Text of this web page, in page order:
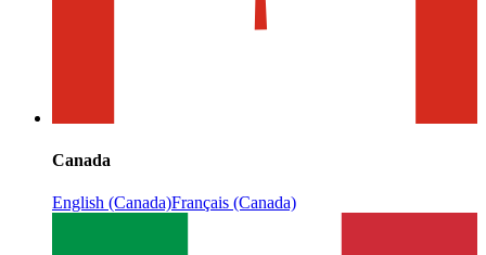
Canada
English (Canada)Français (Canada)